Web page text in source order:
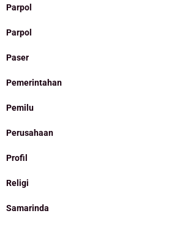
Parpol
Parpol
Paser
Pemerintahan
Pemilu
Perusahaan
Profil
Religi
Samarinda